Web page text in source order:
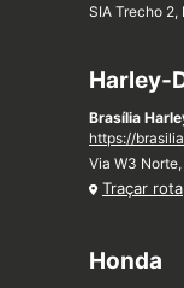
SIA Trecho
Harley-
Brasília
https://
Via W3
Traçar rota
Honda